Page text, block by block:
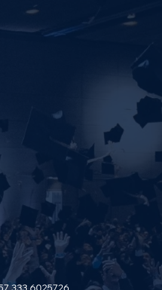
333 6025726